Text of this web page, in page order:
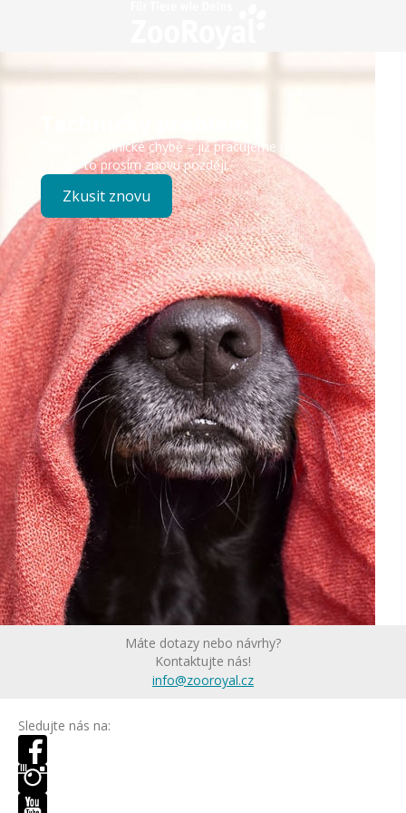
Došlo k technické chybě – již pracujeme na opravě.
Zkuste to prosím znovu později.
Zkusit znovu
Máte dotazy nebo návrhy?
Kontaktujte nás!
info@zooroyal.cz
Sledujte nás na: